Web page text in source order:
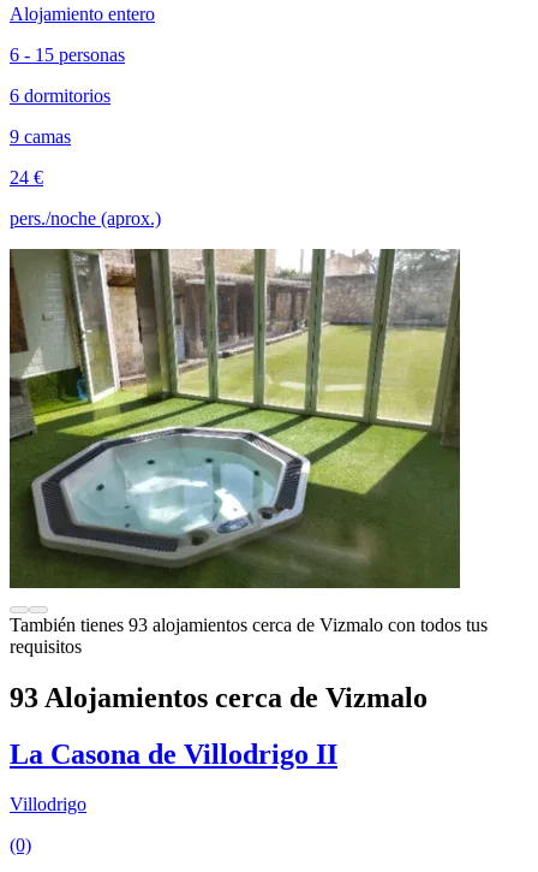
Alojamiento entero
6 - 15 personas
6 dormitorios
9 camas
24 €
pers./noche (aprox.)
También tienes 93 alojamientos cerca de Vizmalo con todos tus
requisitos
93 Alojamientos cerca de Vizmalo
La Casona de Villodrigo II
Villodrigo
(0)